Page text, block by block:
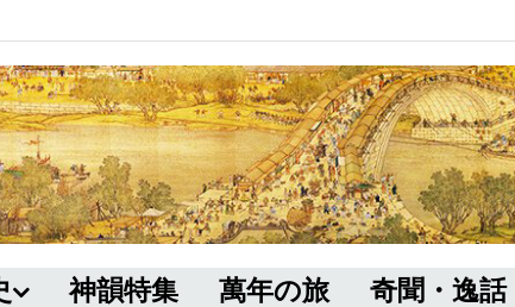
神韻特集 萬年の旅 奇聞・逸話